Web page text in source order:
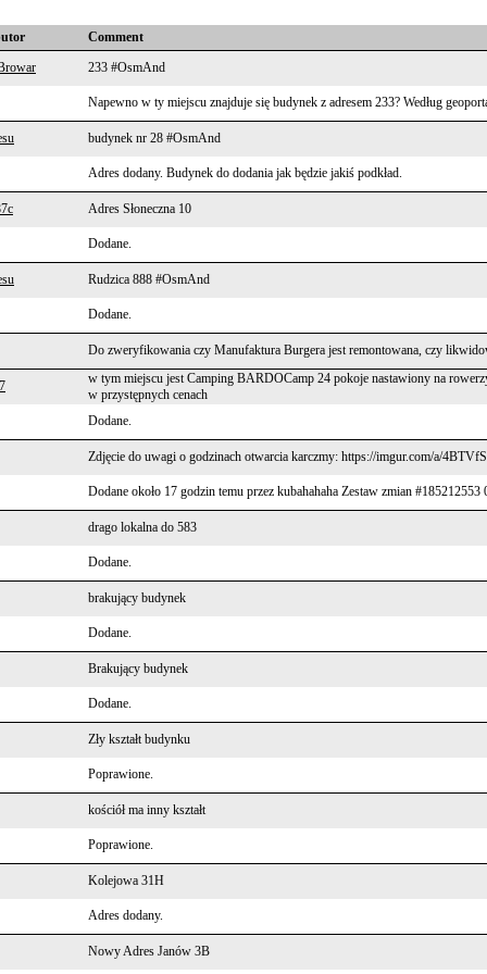
Comment
233 #OsmAnd
Napewno w ty miejscu znajduje się budynek z adresem 233? Według
budynek nr 28 #OsmAnd
Adres dodany. Budynek do dodania jak będzie jakiś podkład.
Adres Słoneczna 10
Dodane.
Rudzica 888 #OsmAnd
Dodane.
Do zweryfikowania czy Manufaktura Burgera jest remontowana, czy
w tym miejscu jest Camping BARDOCamp 24 pokoje nastawiony na
w przystępnych cenach
Dodane.
Zdjęcie do uwagi o godzinach otwarcia karczmy: https://imgur.com/a/
Dodane około 17 godzin temu przez kubahahaha Zestaw zmian
drago lokalna do 583
Dodane.
brakujący budynek
Dodane.
Brakujący budynek
Dodane.
Zły kształt budynku
Poprawione.
kościół ma inny kształt
Poprawione.
Kolejowa 31H
Adres dodany.
Nowy Adres Janów 3B